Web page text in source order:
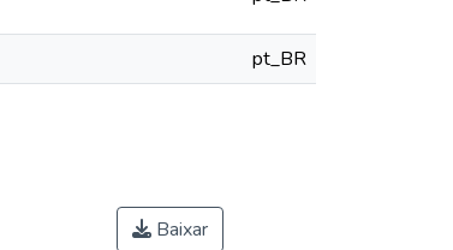
pt_BR
Baixar